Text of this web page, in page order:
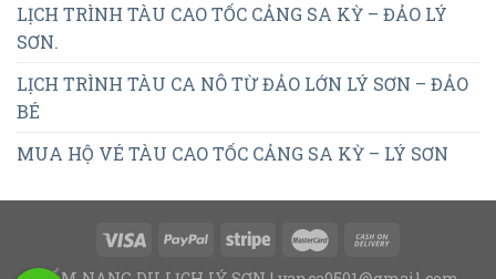
LỊCH TRÌNH TÀU CAO TỐC CẢNG SA KỲ – ĐẢO LÝ
SƠN.
LỊCH TRÌNH TÀU CA NÔ TỪ ĐẢO LỚN LÝ SƠN – ĐẢO
BÉ
MUA HỘ VÉ TÀU CAO TỐC CẢNG SA KỲ – LÝ SƠN